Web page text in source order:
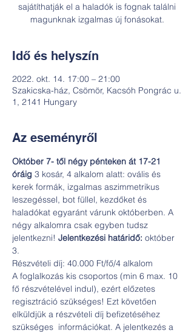
sajátíthatják el a haladók is fognak találni
magunknak izgalmas új fonásokat.
Idő és helyszín
2022. okt. 14. 17:00 – 21:00
Szakicska-ház, Csömör, Kacsóh Pongrác u.
1, 2141 Hungary
Az eseményről
Október 7- től négy pénteken át 17-21
óráig 3 kosár, 4 alkalom alatt: ovális és
kerek formák, izgalmas aszimmetrikus
leszegéssel, bot füllel, kezdőket és
haladókat egyaránt várunk októberben. A
négy alkalomra csak egyben tudsz
jelentkezni! Jelentkezési határidő: október
3.
Részvételi díj: 40.000 Ft/fő/4 alkalom
A foglalkozás kis csoportos (min 6 max. 10
fő részvételével indul), ezért előzetes
regisztráció szükséges! Ezt követően
elküldjük a részvételi díj befizetéséhez
szükséges  információkat. A jelentkezés a